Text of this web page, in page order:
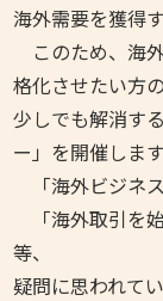
海外需要を獲得
このため、海
格化させたい方
少しでも解消す
ー」を開催します
「海外ビジネ
「海外取引を
等、
疑問に思われて